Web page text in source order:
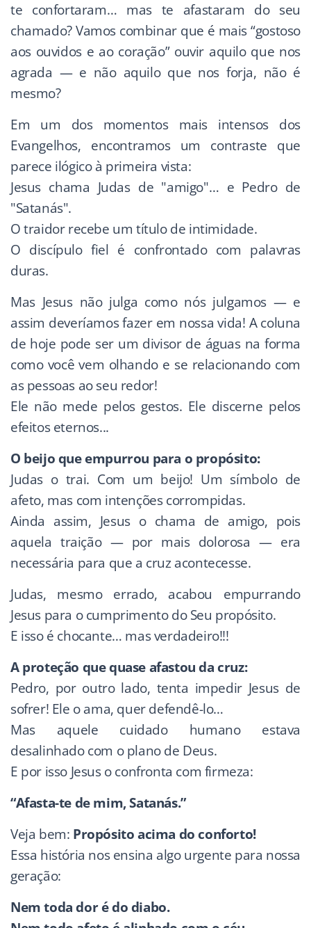
te confortaram… mas te afastaram do seu
chamado? Vamos combinar que é mais “gostoso
aos ouvidos e ao coração” ouvir aquilo que nos
agrada — e não aquilo que nos forja, não é
mesmo?
Em um dos momentos mais intensos dos
Evangelhos, encontramos um contraste que
parece ilógico à primeira vista:
Jesus chama Judas de "amigo"… e Pedro de
"Satanás".
O traidor recebe um título de intimidade.
O discípulo fiel é confrontado com palavras
duras.
Mas Jesus não julga como nós julgamos — e
assim deveríamos fazer em nossa vida! A coluna
de hoje pode ser um divisor de águas na forma
como você vem olhando e se relacionando com
as pessoas ao seu redor!
Ele não mede pelos gestos. Ele discerne pelos
efeitos eternos...
O beijo que empurrou para o propósito:
Judas o trai. Com um beijo! Um símbolo de
afeto, mas com intenções corrompidas.
Ainda assim, Jesus o chama de amigo, pois
aquela traição — por mais dolorosa — era
necessária para que a cruz acontecesse.
Judas, mesmo errado, acabou empurrando
Jesus para o cumprimento do Seu propósito.
E isso é chocante… mas verdadeiro!!!
A proteção que quase afastou da cruz:
Pedro, por outro lado, tenta impedir Jesus de
sofrer! Ele o ama, quer defendê-lo…
Mas aquele cuidado humano estava
desalinhado com o plano de Deus.
E por isso Jesus o confronta com firmeza:
“Afasta-te de mim, Satanás.”
Veja bem: Propósito acima do conforto!
Essa história nos ensina algo urgente para nossa
geração:
Nem toda dor é do diabo.